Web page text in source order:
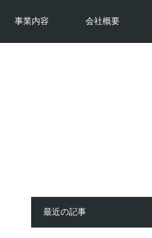
事業内容 会社概要
最近の記事